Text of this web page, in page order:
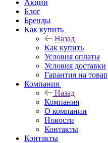
Акции
Блог
Бренды
Как купить
Назад
Как купить
Условия оплаты
Условия доставки
Гарантия на товар
Компания
Назад
Компания
О компании
Новости
Контакты
Контакты